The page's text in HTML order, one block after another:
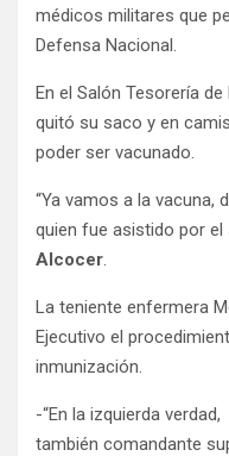
médicos militares que
Defensa Nacional.
En el Salón Tesorería
quitó su saco y en
poder ser vacunado.
“Ya vamos a la vacuna,
quien fue asistido por el
Alcocer.
La teniente enfermera
Ejecutivo el
inmunización.
-“En la izquierda
también comandante